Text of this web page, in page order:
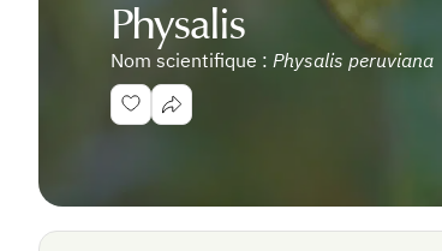
Physalis
Nom scientifique : Physalis peruviana